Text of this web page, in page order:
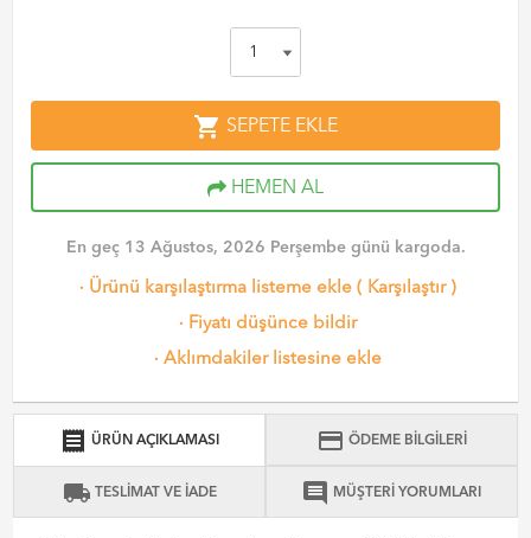
shopping_cart SEPETE EKLE
HEMEN AL
En geç 13 Ağustos, 2026 Perşembe günü kargoda.
· Ürünü karşılaştırma listeme ekle ( Karşılaştır)
· Fiyatı düşünce bildir
· Aklımdakiler listesine ekle
receipt ÜRÜN AÇIKLAMASI credit_card ÖDEME BİLGİLERİ
local_shipping TESLİMAT VE İADE comment MÜŞTERİ YORUMLARI